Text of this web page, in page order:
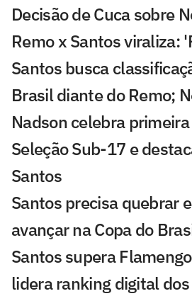
Decisão de Cuca sobre
Remo x Santos viraliza:
Santos busca
Brasil diante do Remo;
Nadson celebra
Seleção Sub-17 e
Santos
Santos precisa quebrar
avançar na Copa do
Santos supera
lidera ranking digital